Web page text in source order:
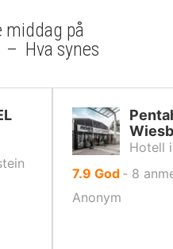
middag på
– Hva synes
Hotell
7.9 av
God ‐ 8
Anonym